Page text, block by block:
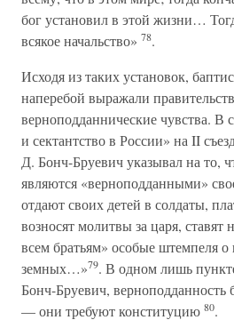
бог установил в этой жизни…
всякое начальство» 78.
Исходя из таких установок,
наперебой выражали
верноподданнические чувства. В
и сектантство в России» на II
Д. Бонч-Бруевич указывал на то,
являются «верноподданными»
отдают своих детей в солдаты,
возносят молитвы за царя, ставят
всем братьям» особые штемпеля о
земных…»79. В одном лишь
Бонч-Бруевич, верноподданность
— они требуют конституцию 80.